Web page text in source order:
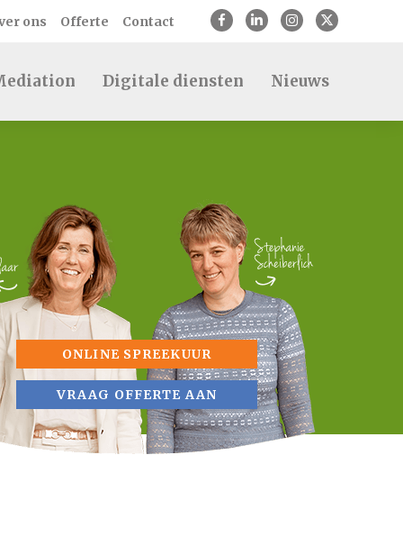
ons Offerte Contact
Digitale diensten Nieuws
ONLINE SPREEKUUR
VRAAG OFFERTE AAN